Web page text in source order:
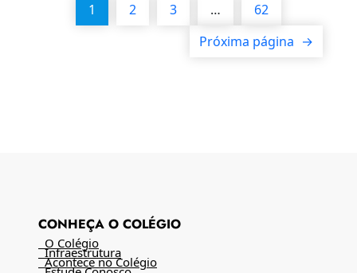
1 2 3 …
62
Próxima página →
CONHEÇA O COLÉGIO
O Colégio
Infraestrutura
Acontece no Colégio